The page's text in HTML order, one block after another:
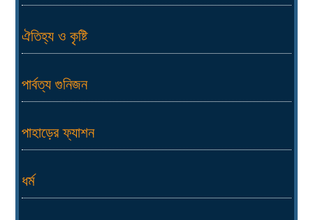
ঐতিহ্য ও কৃষ্টি
পার্বত্য গুনিজন
পাহাড়ের ফ্যাশন
ধর্ম